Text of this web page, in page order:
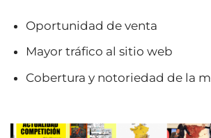
Oportunidad de venta
Mayor tráfico al sitio web
Cobertura y notoriedad de la